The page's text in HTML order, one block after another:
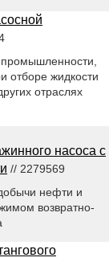
отборе жидкости
отраслях
насоса с
// 2279569
нефти и
возвратно-